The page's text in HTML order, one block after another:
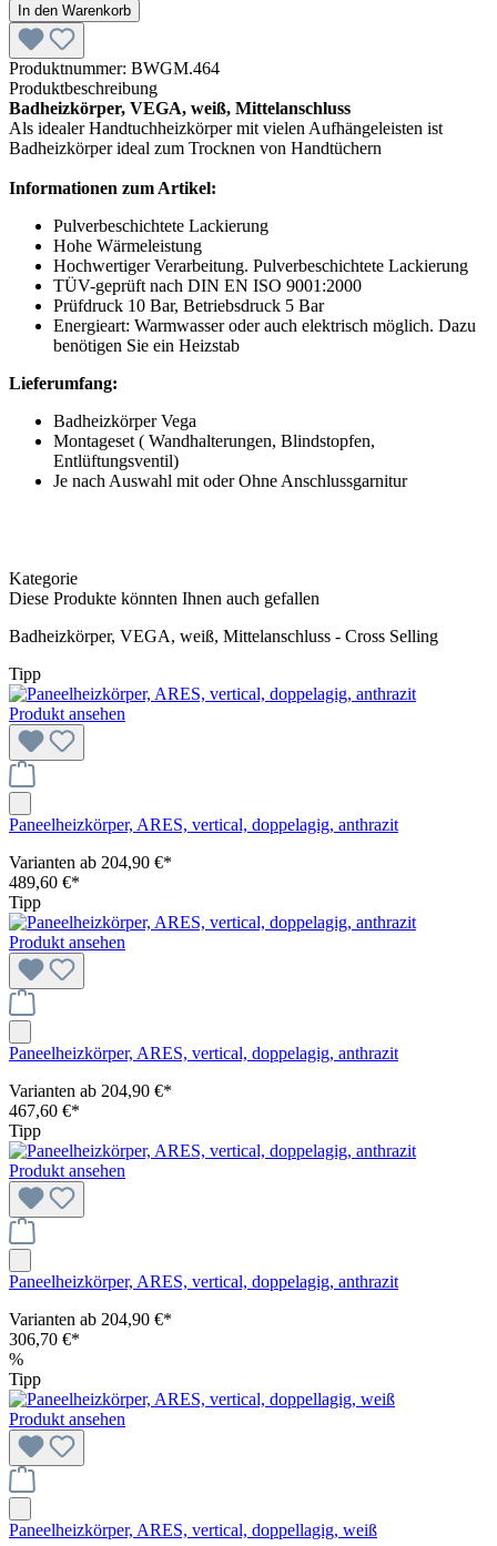
In den Warenkorb
Produktnummer: BWGM.464
Produktbeschreibung
Badheizkörper, VEGA, weiß, Mittelanschluss
Als idealer Handtuchheizkörper mit vielen Aufhängeleisten ist
Badheizkörper ideal zum Trocknen von Handtüchern
Informationen zum Artikel:
Pulverbeschichtete Lackierung
Hohe Wärmeleistung
Hochwertiger Verarbeitung. Pulverbeschichtete Lackierung
TÜV-geprüft nach DIN EN ISO 9001:2000
Prüfdruck 10 Bar, Betriebsdruck 5 Bar
Energieart: Warmwasser oder auch elektrisch möglich. Dazu
benötigen Sie ein Heizstab
Lieferumfang:
Badheizkörper Vega
Montageset ( Wandhalterungen, Blindstopfen,
Entlüftungsventil)
Je nach Auswahl mit oder Ohne Anschlussgarnitur
Kategorie
Diese Produkte könnten Ihnen auch gefallen
Badheizkörper, VEGA, weiß, Mittelanschluss - Cross Selling
Tipp
Produkt ansehen
Paneelheizkörper, ARES, vertical, doppelagig, anthrazit
Varianten ab 204,90 €*
489,60 €*
Tipp
Produkt ansehen
Paneelheizkörper, ARES, vertical, doppelagig, anthrazit
Varianten ab 204,90 €*
467,60 €*
Tipp
Produkt ansehen
Paneelheizkörper, ARES, vertical, doppelagig, anthrazit
Varianten ab 204,90 €*
306,70 €*
%
Tipp
Produkt ansehen
Paneelheizkörper, ARES, vertical, doppellagig, weiß